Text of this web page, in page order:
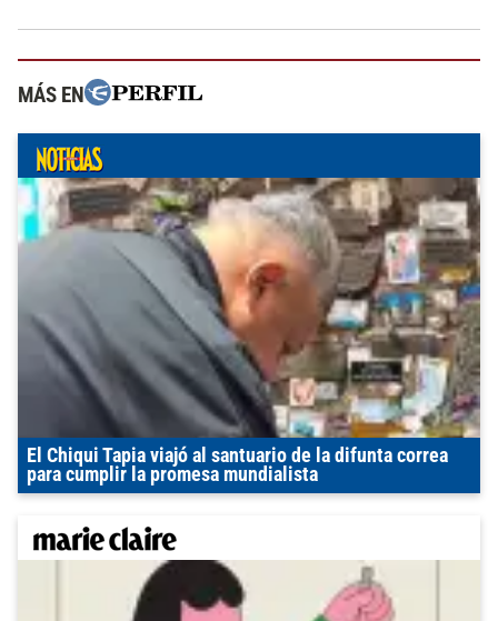
MÁS EN
El Chiqui Tapia viajó al santuario de la difunta correa
para cumplir la promesa mundialista